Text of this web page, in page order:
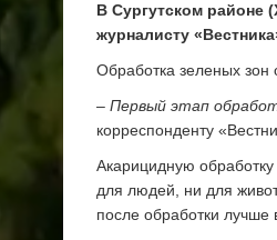
В Сургутском районе
журналисту
Обработка зеленых зон
– Первый этап
корреспонденту
Акарицидную
для людей, ни для
после обработки лучше